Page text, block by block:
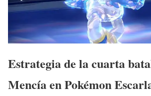
Estrategia de la cuarta
Mencía en Pokémon